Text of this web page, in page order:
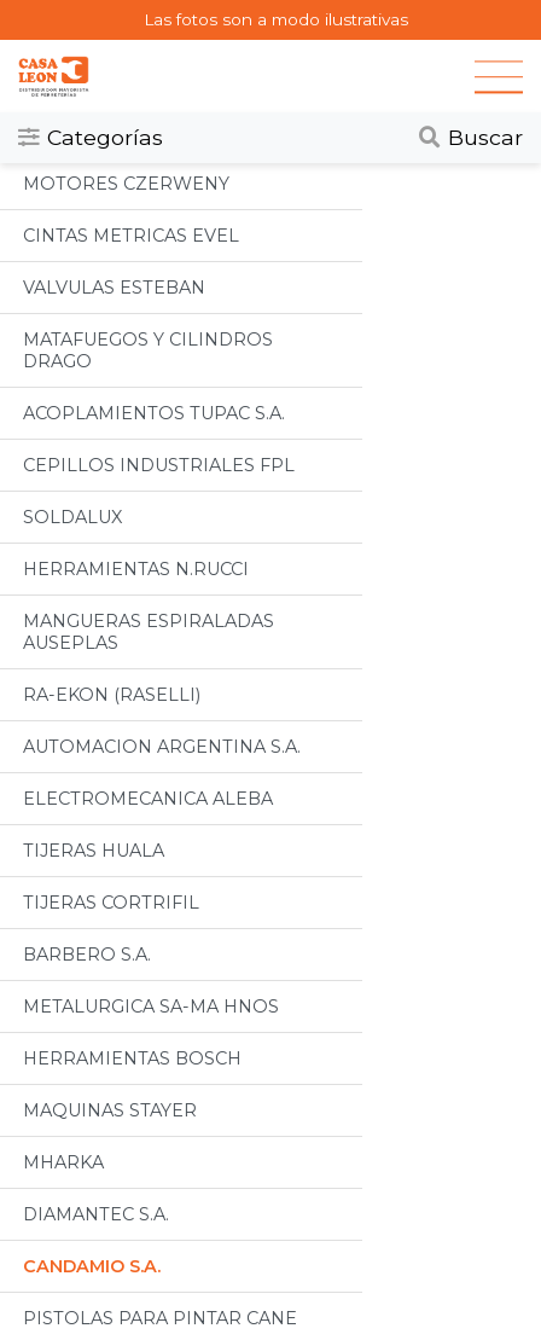
Las fotos son a modo ilustrativas
Categorías Buscar
Categorias
Todos
MOTORES CZERWENY
CINTAS METRICAS EVEL
VALVULAS ESTEBAN
MATAFUEGOS Y CILINDROS
DRAGO
ACOPLAMIENTOS TUPAC S.A.
CEPILLOS INDUSTRIALES FPL
SOLDALUX
HERRAMIENTAS N.RUCCI
MANGUERAS ESPIRALADAS
AUSEPLAS
RA-EKON (RASELLI)
AUTOMACION ARGENTINA S.A.
ELECTROMECANICA ALEBA
TIJERAS HUALA
TIJERAS CORTRIFIL
BARBERO S.A.
METALURGICA SA-MA HNOS
HERRAMIENTAS BOSCH
MAQUINAS STAYER
MHARKA
DIAMANTEC S.A.
CANDAMIO S.A.
PISTOLAS PARA PINTAR CANE